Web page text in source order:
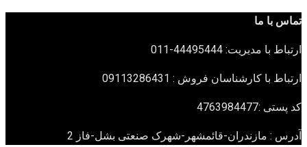
تماس با ما
ارتباط با مدیریت: 44495444-011
ارتباط با کارشناسان فروش : 09113286431
کد پستی :4763984477
آدرس : مازندران-قائمشهر-شهرک صنعتی بشل-فاز 2